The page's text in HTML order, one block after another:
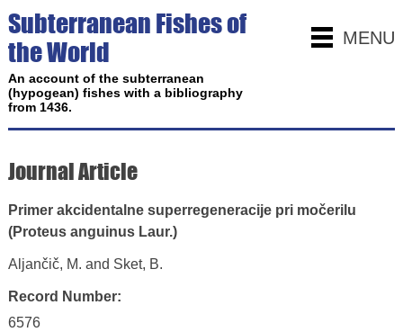
MENU
Subterranean Fishes of
the World
An account of the subterranean
(hypogean) fishes with a bibliography
from 1436.
Journal Article
Primer akcidentalne superregeneracije pri močerilu
(Proteus anguinus Laur.)
Aljančič, M. and Sket, B.
Record Number:
6576